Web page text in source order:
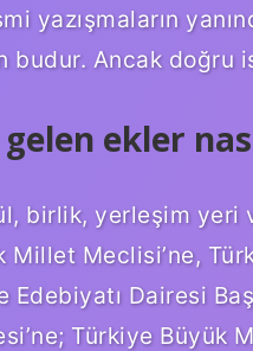
yazışmaların
Ancak doğru
ekler
birlik, yerleşim
Millet Meclisi’ne,
Edebiyatı Dairesi
Türkiye Büyük